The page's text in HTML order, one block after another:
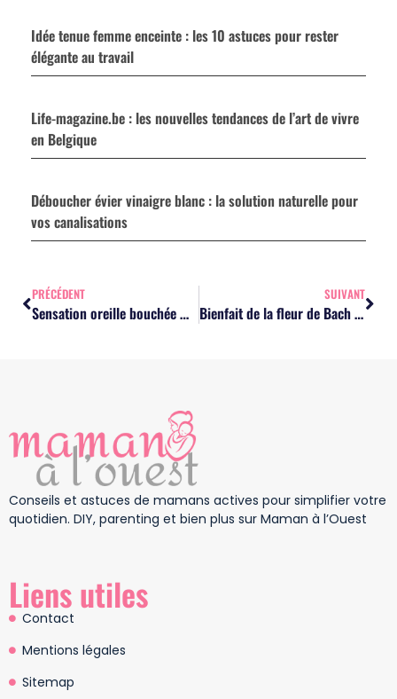
Idée tenue femme enceinte : les 10 astuces pour rester
élégante au travail
Life-magazine.be : les nouvelles tendances de l’art de vivre
en Belgique
Déboucher évier vinaigre blanc : la solution naturelle pour
vos canalisations
PRÉCÉDENT
Sensation oreille bouchée mais pas de bouchon : la cause et que faire ?
SUIVANT
Bienfait de la fleur de Bach : le remède efficace contre le stress ?
Conseils et astuces de mamans actives pour simplifier votre
quotidien. DIY, parenting et bien plus sur Maman à l’Ouest
Liens utiles
Contact
Mentions légales
Sitemap